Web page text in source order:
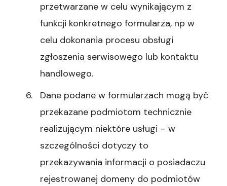
przetwarzane w celu wynikającym z
funkcji konkretnego formularza, np w
celu dokonania procesu obsługi
zgłoszenia serwisowego lub kontaktu
handlowego.
Dane podane w formularzach mogą być
przekazane podmiotom technicznie
realizującym niektóre usługi – w
szczególności dotyczy to
przekazywania informacji o posiadaczu
rejestrowanej domeny do podmiotów